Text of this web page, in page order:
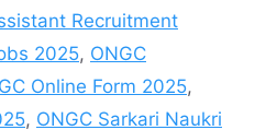
Recruitment
2025, ONGC
Online Form 2025,
, ONGC Sarkari Naukri